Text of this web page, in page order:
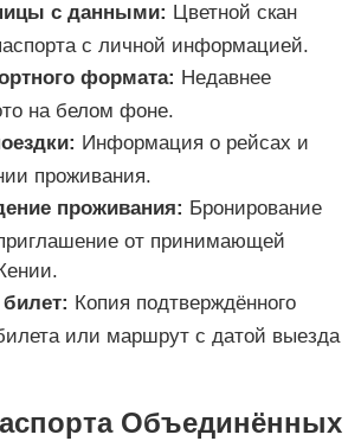
с данными: Цветной скан
с личной информацией.
формата: Недавнее
на белом фоне.
Информация о рейсах и
проживания.
проживания: Бронирование
от принимающей
Копия подтверждённого
или маршрут с датой выезда
Объединённых